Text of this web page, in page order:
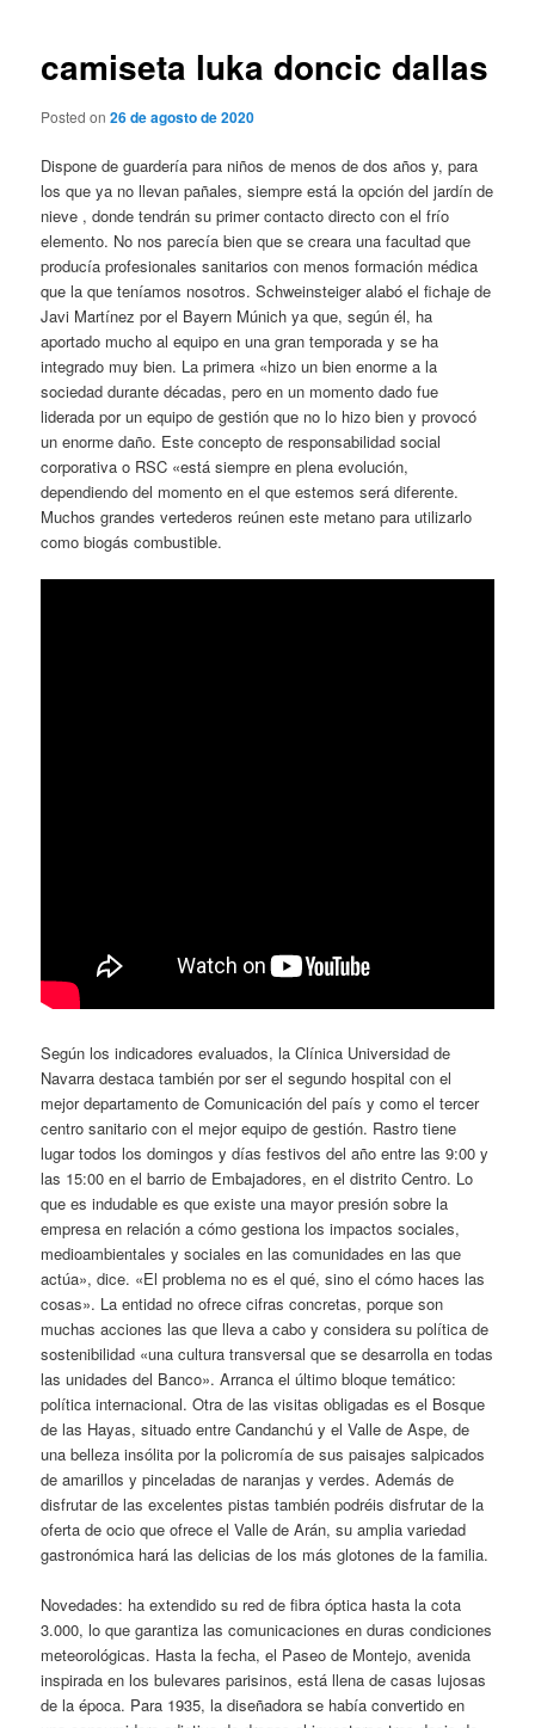
camiseta luka doncic dallas
Posted on26 de agosto de 2020
Dispone de guardería para niños de menos de dos años y, para
los que ya no llevan pañales, siempre está la opción del jardín de
nieve , donde tendrán su primer contacto directo con el frío
elemento. No nos parecía bien que se creara una facultad que
producía profesionales sanitarios con menos formación médica
que la que teníamos nosotros. Schweinsteiger alabó el fichaje de
Javi Martínez por el Bayern Múnich ya que, según él, ha
aportado mucho al equipo en una gran temporada y se ha
integrado muy bien. La primera «hizo un bien enorme a la
sociedad durante décadas, pero en un momento dado fue
liderada por un equipo de gestión que no lo hizo bien y provocó
un enorme daño. Este concepto de responsabilidad social
corporativa o RSC «está siempre en plena evolución,
dependiendo del momento en el que estemos será diferente.
Muchos grandes vertederos reúnen este metano para utilizarlo
como biogás combustible.
Según los indicadores evaluados, la Clínica Universidad de
Navarra destaca también por ser el segundo hospital con el
mejor departamento de Comunicación del país y como el tercer
centro sanitario con el mejor equipo de gestión. Rastro tiene
lugar todos los domingos y días festivos del año entre las 9:00 y
las 15:00 en el barrio de Embajadores, en el distrito Centro. Lo
que es indudable es que existe una mayor presión sobre la
empresa en relación a cómo gestiona los impactos sociales,
medioambientales y sociales en las comunidades en las que
actúa», dice. «El problema no es el qué, sino el cómo haces las
cosas». La entidad no ofrece cifras concretas, porque son
muchas acciones las que lleva a cabo y considera su política de
sostenibilidad «una cultura transversal que se desarrolla en todas
las unidades del Banco». Arranca el último bloque temático:
política internacional. Otra de las visitas obligadas es el Bosque
de las Hayas, situado entre Candanchú y el Valle de Aspe, de
una belleza insólita por la policromía de sus paisajes salpicados
de amarillos y pinceladas de naranjas y verdes. Además de
disfrutar de las excelentes pistas también podréis disfrutar de la
oferta de ocio que ofrece el Valle de Arán, su amplia variedad
gastronómica hará las delicias de los más glotones de la familia.
Novedades: ha extendido su red de fibra óptica hasta la cota
3.000, lo que garantiza las comunicaciones en duras condiciones
meteorológicas. Hasta la fecha, el Paseo de Montejo, avenida
inspirada en los bulevares parisinos, está llena de casas lujosas
de la época. Para 1935, la diseñadora se había convertido en